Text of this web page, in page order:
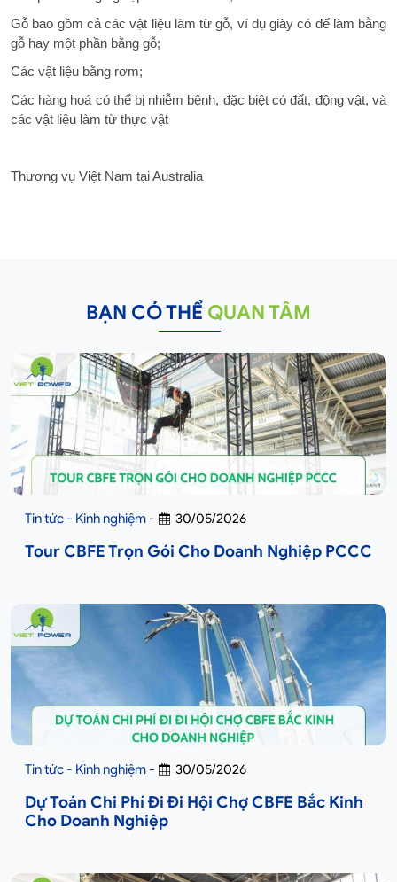
Gỗ bao gồm cả các vật liệu làm từ gỗ, ví dụ giày có đế làm bằng
gỗ hay một phần bằng gỗ;
Các vật liệu bằng rơm;
Các hàng hoá có thể bị nhiễm bệnh, đặc biệt có đất, động vật, và
các vật liệu làm từ thực vật
Thương vụ Việt Nam tại Australia
BẠN CÓ THỂ QUAN TÂM
Tin tức - Kinh nghiệm - 30/05/2026
Tour CBFE Trọn Gói Cho Doanh Nghiệp PCCC
Tin tức - Kinh nghiệm - 30/05/2026
Dự Toán Chi Phí Đi Đi Hội Chợ CBFE Bắc Kinh
Cho Doanh Nghiệp